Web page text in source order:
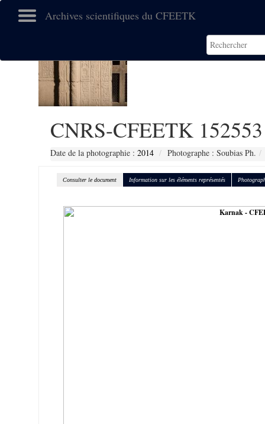
Archives scientifiques du CFEETK
CNRS-CFEETK 152553
Date de la photographie : 2014 Photographe : Soubias Ph.
Consulter le document Information sur les éléments représentés